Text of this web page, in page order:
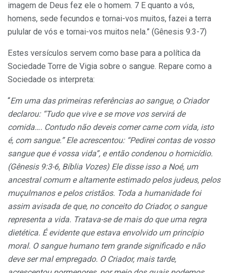
imagem de Deus fez ele o homem. 7 E quanto a vós,
homens, sede fecundos e tornai-vos muitos, fazei a terra
pulular de vós e tornai-vos muitos nela.” (Gênesis 9:3-7)
Estes versículos servem como base para a política da
Sociedade Torre de Vigia sobre o sangue. Repare como a
Sociedade os interpreta:
“Em uma das primeiras referências ao sangue, o Criador
declarou: “Tudo que vive e se move vos servirá de
comida…. Contudo não deveis comer carne com vida, isto
é, com sangue.” Ele acrescentou: “Pedirei contas de vosso
sangue que é vossa vida”, e então condenou o homicídio.
(Gênesis 9:3-6, Bíblia Vozes) Ele disse isso a Noé, um
ancestral comum e altamente estimado pelos judeus, pelos
muçulmanos e pelos cristãos. Toda a humanidade foi
assim avisada de que, no conceito do Criador, o sangue
representa a vida. Tratava-se de mais do que uma regra
dietética. É evidente que estava envolvido um princípio
moral. O sangue humano tem grande significado e não
deve ser mal empregado. O Criador, mais tarde,